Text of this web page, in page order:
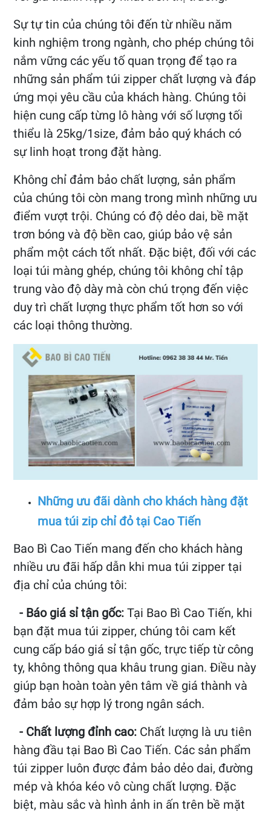
Sự tự tin của chúng tôi đến từ nhiều năm
kinh nghiệm trong ngành, cho phép chúng tôi
nắm vững các yếu tố quan trọng để tạo ra
những sản phẩm túi zipper chất lượng và đáp
ứng mọi yêu cầu của khách hàng. Chúng tôi
hiện cung cấp từng lô hàng với số lượng tối
thiểu là 25kg/1size, đảm bảo quý khách có
sự linh hoạt trong đặt hàng.
Không chỉ đảm bảo chất lượng, sản phẩm
của chúng tôi còn mang trong mình những ưu
điểm vượt trội. Chúng có độ dẻo dai, bề mặt
trơn bóng và độ bền cao, giúp bảo vệ sản
phẩm một cách tốt nhất. Đặc biệt, đối với các
loại túi màng ghép, chúng tôi không chỉ tập
trung vào độ dày mà còn chú trọng đến việc
duy trì chất lượng thực phẩm tốt hơn so với
các loại thông thường.
Những ưu đãi dành cho khách hàng đặt
mua túi zip chỉ đỏ tại Cao Tiến
Bao Bì Cao Tiến mang đến cho khách hàng
nhiều ưu đãi hấp dẫn khi mua túi zipper tại
địa chỉ của chúng tôi:
- Báo giá sỉ tận gốc: Tại Bao Bì Cao Tiến, khi
bạn đặt mua túi zipper, chúng tôi cam kết
cung cấp báo giá sỉ tận gốc, trực tiếp từ công
ty, không thông qua khâu trung gian. Điều này
giúp bạn hoàn toàn yên tâm về giá thành và
đảm bảo sự hợp lý trong ngân sách.
- Chất lượng đỉnh cao: Chất lượng là ưu tiên
hàng đầu tại Bao Bì Cao Tiến. Các sản phẩm
túi zipper luôn được đảm bảo dẻo dai, đường
mép và khóa kéo vô cùng chất lượng. Đặc
biệt, màu sắc và hình ảnh in ấn trên bề mặt